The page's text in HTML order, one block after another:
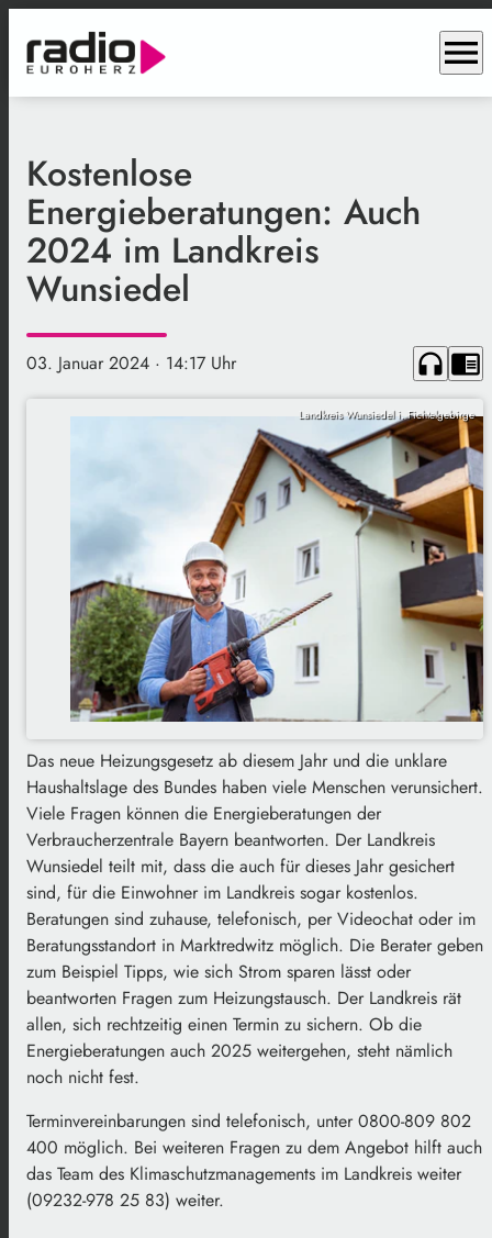
menu
Kostenlose
Energieberatungen: Auch
2024 im Landkreis
Wunsiedel
03. Januar 2024 · 14:17 Uhr headphones chrome_reader_mode
Landkreis Wunsiedel i. Fichtelgebirge
Das neue Heizungsgesetz ab diesem Jahr und die unklare
Haushaltslage des Bundes haben viele Menschen verunsichert.
Viele Fragen können die Energieberatungen der
Verbraucherzentrale Bayern beantworten. Der Landkreis
Wunsiedel teilt mit, dass die auch für dieses Jahr gesichert
sind, für die Einwohner im Landkreis sogar kostenlos.
Beratungen sind zuhause, telefonisch, per Videochat oder im
Beratungsstandort in Marktredwitz möglich. Die Berater geben
zum Beispiel Tipps, wie sich Strom sparen lässt oder
beantworten Fragen zum Heizungstausch. Der Landkreis rät
allen, sich rechtzeitig einen Termin zu sichern. Ob die
Energieberatungen auch 2025 weitergehen, steht nämlich
noch nicht fest.
Terminvereinbarungen sind telefonisch, unter 0800-809 802
400 möglich. Bei weiteren Fragen zu dem Angebot hilft auch
das Team des Klimaschutzmanagements im Landkreis weiter
(09232-978 25 83) weiter.